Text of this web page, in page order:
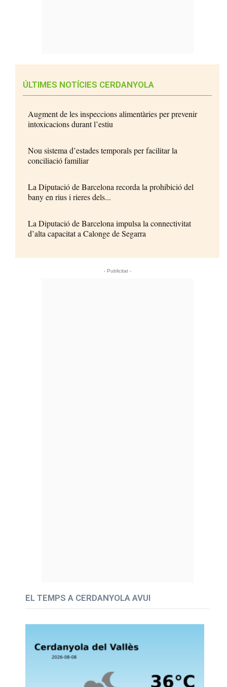
ÚLTIMES NOTÍCIES CERDANYOLA
Augment de les inspeccions alimentàries per prevenir
intoxicacions durant l’estiu
Nou sistema d’estades temporals per facilitar la
conciliació familiar
La Diputació de Barcelona recorda la prohibició del
bany en rius i rieres dels...
La Diputació de Barcelona impulsa la connectivitat
d’alta capacitat a Calonge de Segarra
- Publicitat -
EL TEMPS A CERDANYOLA AVUI